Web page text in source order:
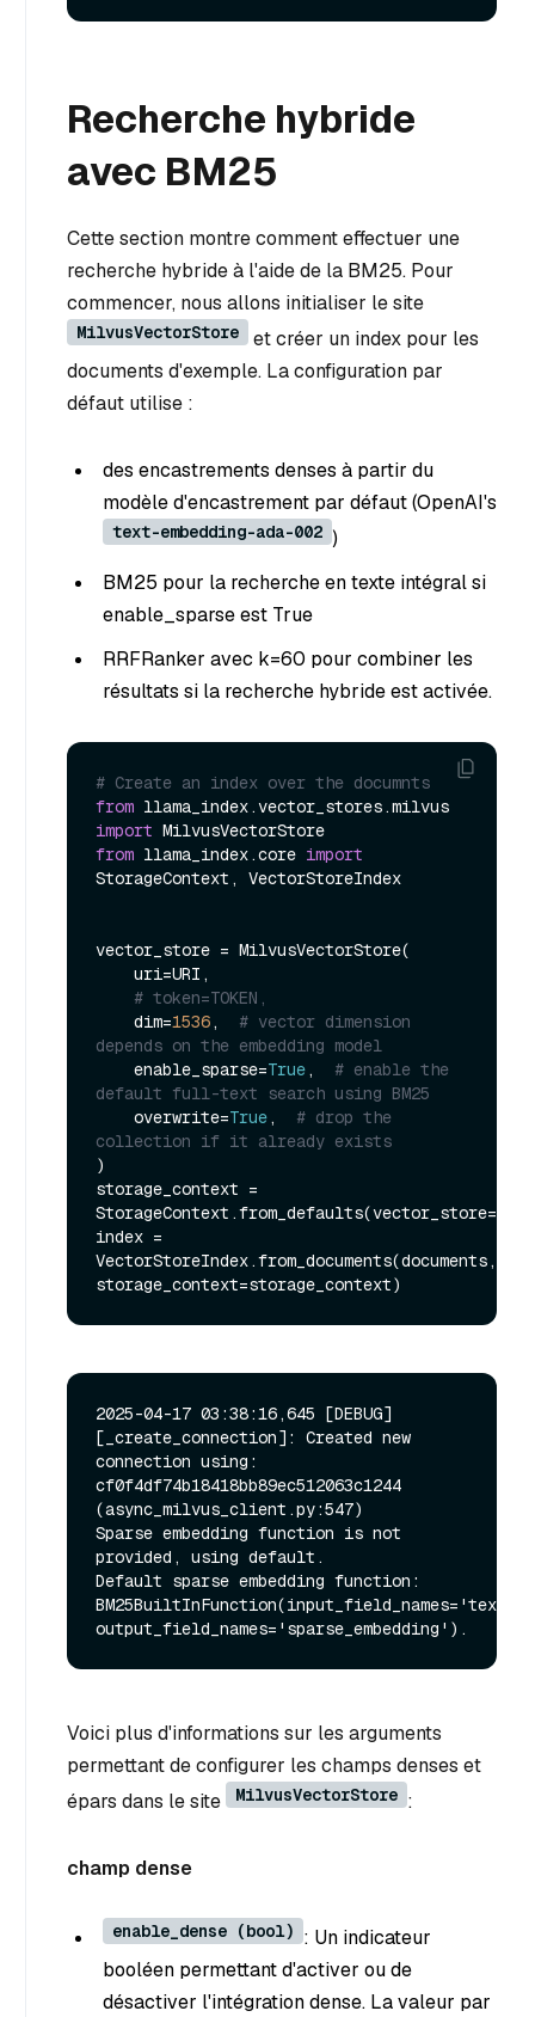
Recherche hybride
avec BM25
Cette section montre comment effectuer une
recherche hybride à l'aide de la BM25. Pour
commencer, nous allons initialiser le site
MilvusVectorStore
et créer un index pour les
documents d'exemple. La configuration par
défaut utilise :
des encastrements denses à partir du
modèle d'encastrement par défaut (OpenAI's
text-embedding-ada-002 )
BM25 pour la recherche en texte intégral si
enable_sparse est True
RRFRanker avec k=60 pour combiner les
résultats si la recherche hybride est activée.
# Create an index over the documnts
from
import
from llama_index.core import
StorageContext, VectorStoreIndex
vector_store = MilvusVectorStore(
# token=TOKEN,
    dim=
1536, # vector dimension
depends on the embedding model
    enable_sparse=
True, # enable the
default full-text search using BM25
    overwrite=
True, # drop the
collection if it already exists
)
storage_context =
index =
VectorStoreIndex.from_documents(documents,
2025-04-17 03:38:16,645 [DEBUG]
[_create_connection]: Created new
connection using:
cf0f4df74b18418bb89ec512063c1244
(async_milvus_client.py:547)
Sparse embedding function is not
provided, using default.
Default sparse embedding function:
BM25BuiltInFunction(input_field_names='text',
Voici plus d'informations sur les arguments
permettant de configurer les champs denses et
épars dans le site
MilvusVectorStore :
champ dense
enable_dense (bool) : Un indicateur
booléen permettant d'activer ou de
désactiver l'intégration dense. La valeur par